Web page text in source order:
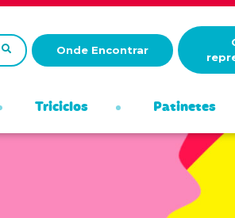
Onde Encontrar
Triciclos Patinetes